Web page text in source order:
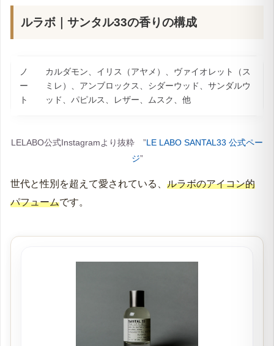
ルラボ｜サンタル33の香りの構成
ノ
ー
ト
カルダモン、イリス（アヤメ）、ヴァイオレット（ス
ミレ）、アンブロックス、シダーウッド、サンダルウ
ッド、パピルス、レザー、ムスク、他
LELABO公式Instagramより抜粋 ”LE LABO SANTAL33 公式ペー
ジ”
世代と性別を超えて愛されている、 ルラボのアイコン的
パフュームです。